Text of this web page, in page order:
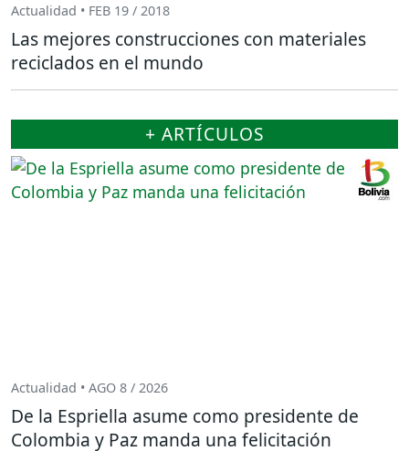
Actualidad • FEB 19 / 2018
Las mejores construcciones con materiales
reciclados en el mundo
+ ARTÍCULOS
Actualidad • AGO 8 / 2026
De la Espriella asume como presidente de
Colombia y Paz manda una felicitación